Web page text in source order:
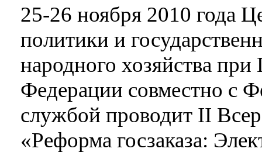
25-26 ноября 2010 года
политики и
народного хозяйства при
Федерации совместно с
службой проводит II
«Реформа госзаказа: